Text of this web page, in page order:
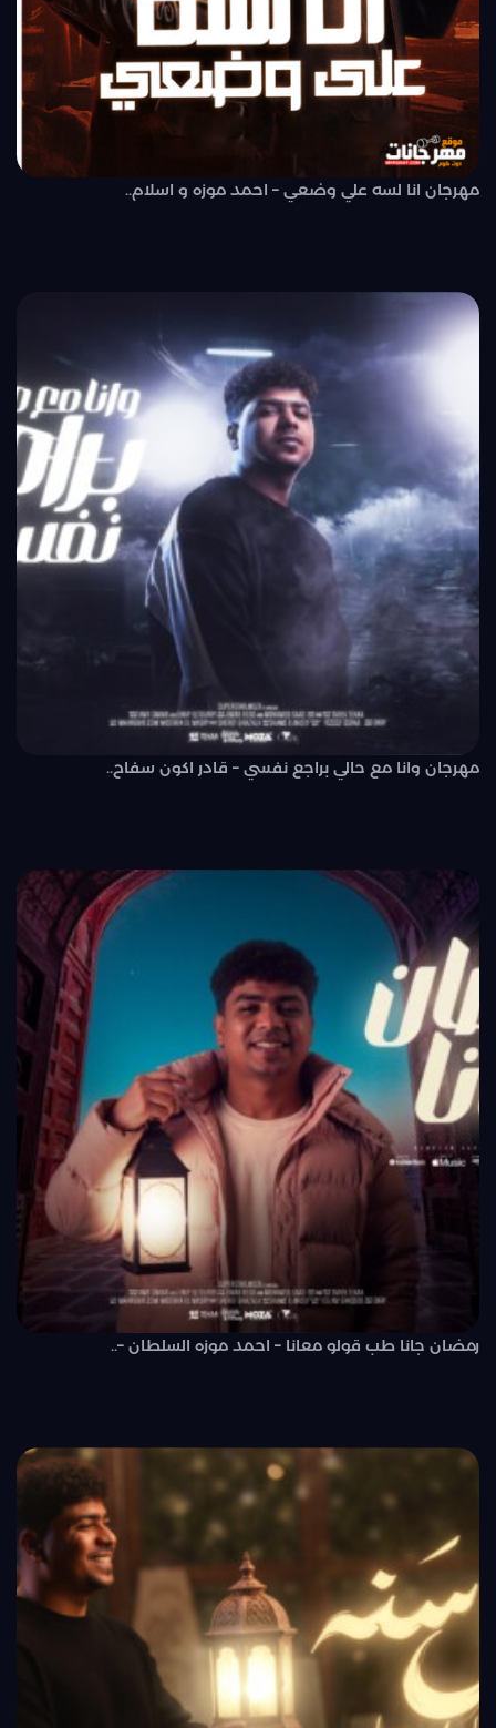
مهرجان انا لسه علي وضعي – احمد موزه و اسلام..
مهرجان وانا مع حالي براجع نفسي – قادر اكون سفاح..
رمضان جانا طب قولو معانا – احمد موزه السلطان –..